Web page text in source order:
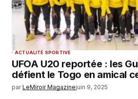
ACTUALITÉ SPORTIVE
UFOA U20 reportée : les
défient le Togo en amical
par LeMiroir Magazinejuin 9, 2025